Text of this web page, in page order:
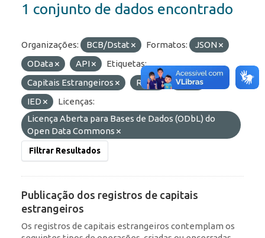
1 conjunto de dados encontrado
Organizações: BCB/Dstat Formatos:
JSON
OData
API
Etiquetas:
Capitais Estrangeiros
RDE
ROF
IED
Licenças:
Licença Aberta para Bases de Dados (ODbL) do
Open Data Commons
Filtrar Resultados
Publicação dos registros de capitais
estrangeiros
Os registros de capitais estrangeiros contemplam os